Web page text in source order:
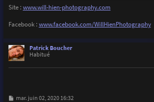
Site :www.will-hien-photography.com
Facebook :www.facebook.com/WillHienPhotography
Patrick Boucher
Habitué
M
mar. juin 02, 2020 16:32